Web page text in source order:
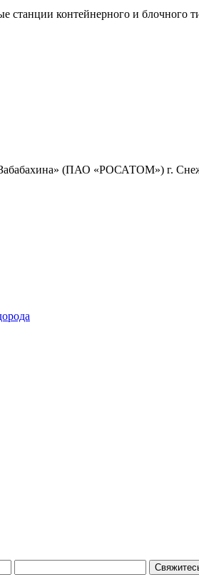
контейнерного и блочного
(ПАО «РОСАТОМ») г.